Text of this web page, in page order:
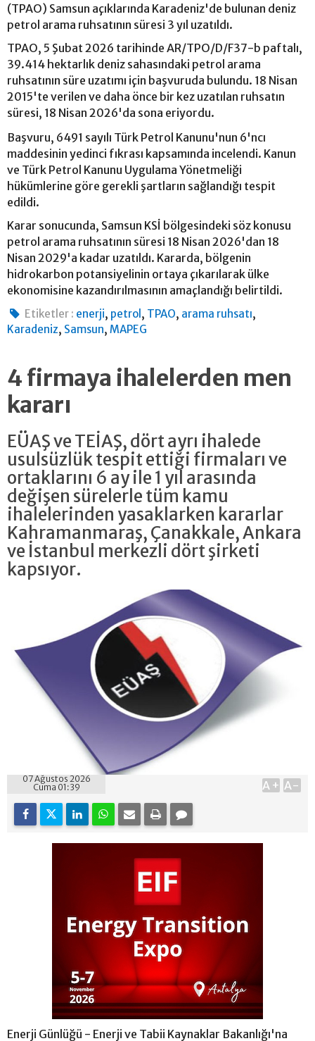
(TPAO) Samsun açıklarında Karadeniz'de bulunan deniz
petrol arama ruhsatının süresi 3 yıl uzatıldı.
TPAO, 5 Şubat 2026 tarihinde AR/TPO/D/F37-b paftalı,
39.414 hektarlık deniz sahasındaki petrol arama
ruhsatının süre uzatımı için başvuruda bulundu. 18 Nisan
2015'te verilen ve daha önce bir kez uzatılan ruhsatın
süresi, 18 Nisan 2026'da sona eriyordu.
Başvuru, 6491 sayılı Türk Petrol Kanunu'nun 6'ncı
maddesinin yedinci fıkrası kapsamında incelendi. Kanun
ve Türk Petrol Kanunu Uygulama Yönetmeliği
hükümlerine göre gerekli şartların sağlandığı tespit
edildi.
Karar sonucunda, Samsun KSİ bölgesindeki söz konusu
petrol arama ruhsatının süresi 18 Nisan 2026'dan 18
Nisan 2029'a kadar uzatıldı. Kararda, bölgenin
hidrokarbon potansiyelinin ortaya çıkarılarak ülke
ekonomisine kazandırılmasının amaçlandığı belirtildi.
Etiketler : enerji, petrol , TPAO, arama ruhsatı,
Karadeniz, Samsun, MAPEG
4 firmaya ihalelerden men
kararı
EÜAŞ ve TEİAŞ, dört ayrı ihalede
usulsüzlük tespit ettiği firmaları ve
ortaklarını 6 ay ile 1 yıl arasında
değişen sürelerle tüm kamu
ihalelerinden yasaklarken kararlar
Kahramanmaraş, Çanakkale, Ankara
ve İstanbul merkezli dört şirketi
kapsıyor.
07 Ağustos 2026
Cuma 01:39
A+ A-
Enerji Günlüğü - Enerji ve Tabii Kaynaklar Bakanlığı'na